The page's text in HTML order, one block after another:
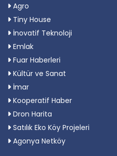
Agro
Tiny House
İnovatif Teknoloji
Emlak
Fuar Haberleri
Kültür ve Sanat
İmar
Kooperatif Haber
Dron Harita
Satılık Eko Köy Projeleri
Agonya Netköy